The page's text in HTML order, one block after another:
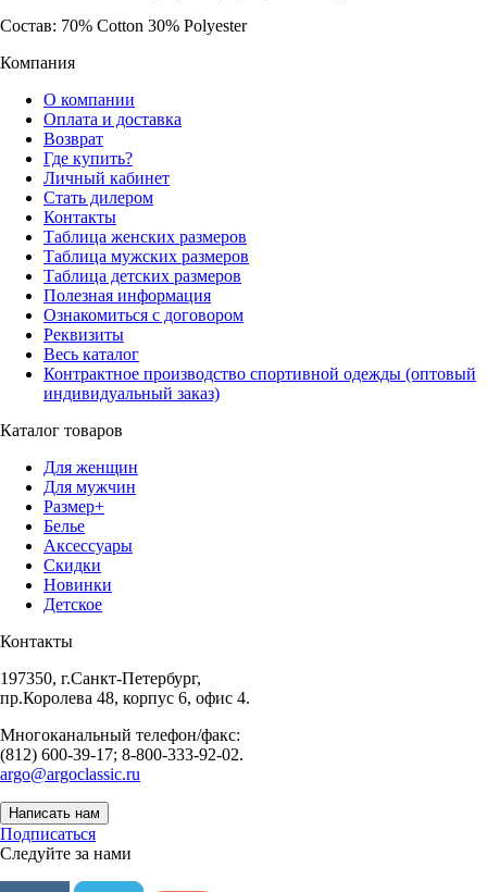
Состав: 70% Cotton 30% Polyester
Компания
О компании
Оплата и доставка
Возврат
Где купить?
Личный кабинет
Стать дилером
Контакты
Таблица женских размеров
Таблица мужских размеров
Таблица детских размеров
Полезная информация
Ознакомиться с договором
Реквизиты
Весь каталог
Контрактное производство спортивной одежды (оптовый
индивидуальный заказ)
Каталог товаров
Для женщин
Для мужчин
Размер+
Белье
Аксессуары
Скидки
Новинки
Детское
Контакты
197350, г.Санкт-Петербург,
пр.Королева 48, корпус 6, офис 4.
Многоканальный телефон/факс:
(812) 600-39-17; 8-800-333-92-02.
argo@argoclassic.ru
Написать нам
Подписаться
Следуйте за нами